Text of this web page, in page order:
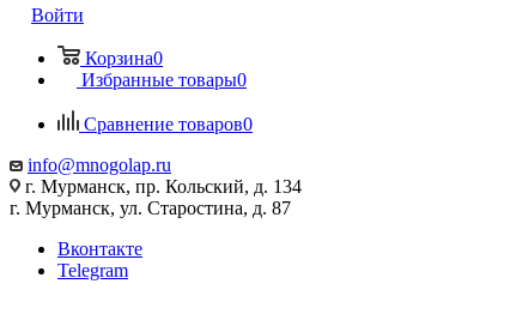
Войти
Корзина0
Избранные товары0
Сравнение товаров0
info@mnogolap.ru
г. Мурманск, пр. Кольский, д. 134
г. Мурманск, ул. Старостина, д. 87
Вконтакте
Telegram